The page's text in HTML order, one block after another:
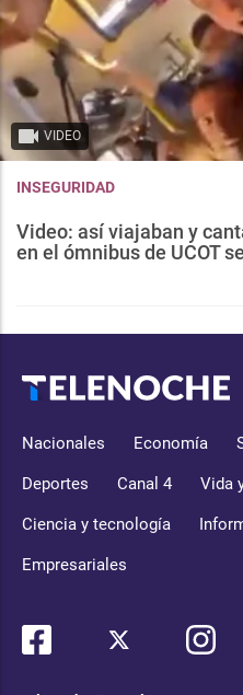
VIDEO
INSEGURIDAD
Video: así viajaban y
en el ómnibus de UCOT
Nacionales Economía
Deportes Canal 4 Vida
Ciencia y tecnología
Empresariales